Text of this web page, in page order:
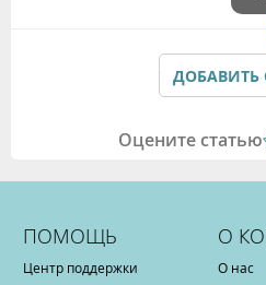
Подтверждая данные формы
Политикой обработки
ДОБАВИТЬ
Оцените статью
ПОМОЩЬ
Центр поддержки
О
О нас